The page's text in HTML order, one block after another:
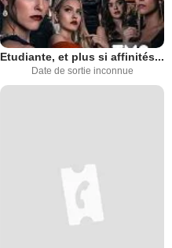
Etudiante, et plus si affinités...
Date de sortie inconnue